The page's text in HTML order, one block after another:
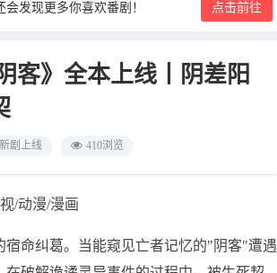
发现更多你喜欢番剧！ 点击前往
客》全本上线丨阴差阳
新剧上线 410浏览
/动漫/漫画
命纠葛。当能窥见亡者记忆的"阴客"遭遇